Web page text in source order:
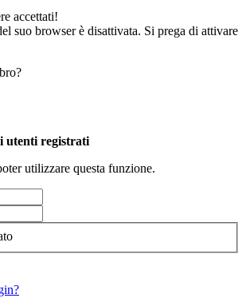
accettati!
suo browser è disattivata. Si prega di attivare
utenti registrati
utilizzare questa funzione.